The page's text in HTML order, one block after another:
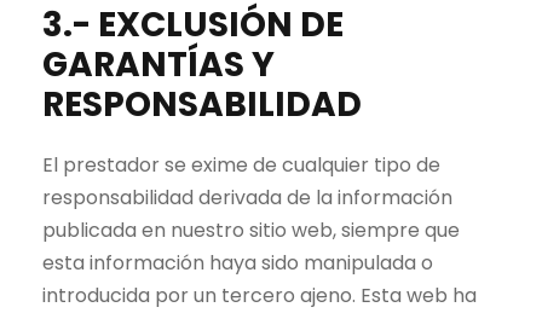
3.- EXCLUSIÓN DE
GARANTÍAS Y
RESPONSABILIDAD
El prestador se exime de cualquier tipo de
responsabilidad derivada de la información
publicada en nuestro sitio web, siempre que
esta información haya sido manipulada o
introducida por un tercero ajeno. Esta web ha